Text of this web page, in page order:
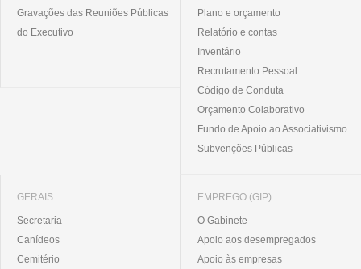
Gravações das Reuniões Públicas
do Executivo
Plano e orçamento
Relatório e contas
Inventário
Recrutamento Pessoal
Código de Conduta
Orçamento Colaborativo
Fundo de Apoio ao Associativismo
Subvenções Públicas
GERAIS
Secretaria
Canídeos
Cemitério
EMPREGO (GIP)
O Gabinete
Apoio aos desempregados
Apoio às empresas